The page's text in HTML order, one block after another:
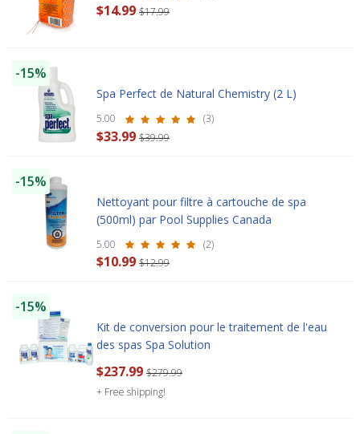
$14.99 $17.99
-15%
Spa Perfect de Natural Chemistry (2 L)
5.00 (3)
$33.99 $39.99
-15%
Nettoyant pour filtre à cartouche de spa
(500ml) par Pool Supplies Canada
5.00 (2)
$10.99 $12.99
-15%
Kit de conversion pour le traitement de l'eau
des spas Spa Solution
$237.99 $279.99
+ Free shipping!